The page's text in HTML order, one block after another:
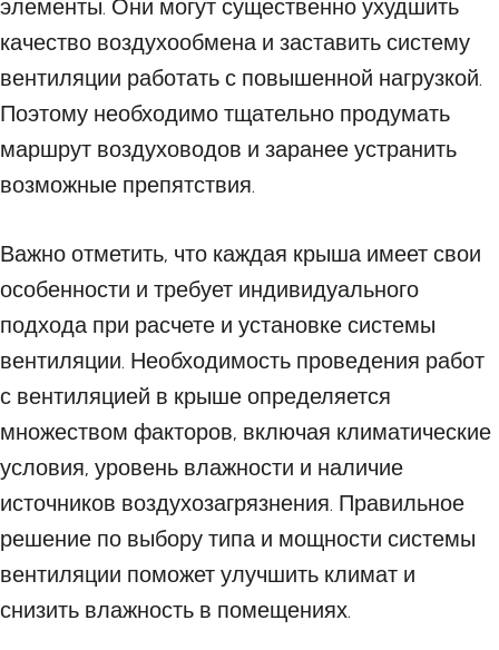
элементы. Они могут существенно ухудшить
качество воздухообмена и заставить систему
вентиляции работать с повышенной нагрузкой.
Поэтому необходимо тщательно продумать
маршрут воздуховодов и заранее устранить
возможные препятствия.
Важно отметить, что каждая крыша имеет свои
особенности и требует индивидуального
подхода при расчете и установке системы
вентиляции. Необходимость проведения работ
с вентиляцией в крыше определяется
множеством факторов, включая климатические
условия, уровень влажности и наличие
источников воздухозагрязнения. Правильное
решение по выбору типа и мощности системы
вентиляции поможет улучшить климат и
снизить влажность в помещениях.